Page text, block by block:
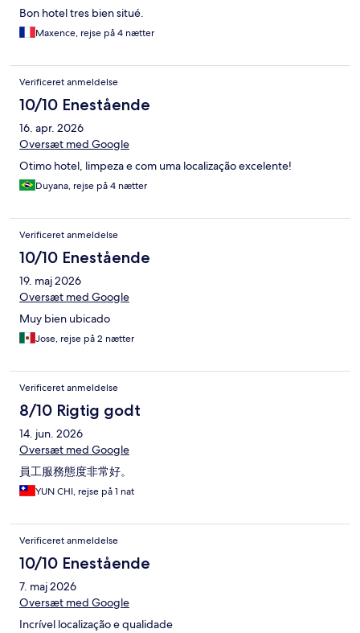
Bon hotel tres bien situé.
Maxence, rejse på 4 nætter
Verificeret anmeldelse
10/10 Enestående
16. apr. 2026
Oversæt med Google
Otimo hotel, limpeza e com uma localização excelente!
Duyana, rejse på 4 nætter
Verificeret anmeldelse
10/10 Enestående
19. maj 2026
Oversæt med Google
Muy bien ubicado
Jose, rejse på 2 nætter
Verificeret anmeldelse
8/10 Rigtig godt
14. jun. 2026
Oversæt med Google
員工服務態度非常好。
YUN CHI, rejse på 1 nat
Verificeret anmeldelse
10/10 Enestående
7. maj 2026
Oversæt med Google
Incrível localização e qualidade